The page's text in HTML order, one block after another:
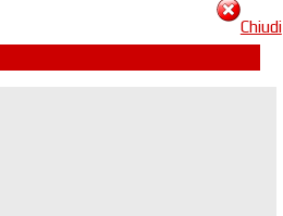
Chiudi